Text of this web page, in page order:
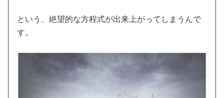
という、絶望的な方程式が出来上がってしまうんで
す。